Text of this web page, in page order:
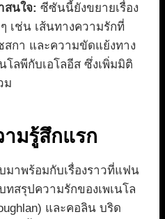
สนใจ: ซีซันนี้ยังขยายเรื่อง
เช่น เส้นทางความรักที่
สกา และความขัดแย้งทาง
โลพีกับเอโลอีส ซึ่งเพิ่มมิติ
ม
มรู้สึกแรก
มาพร้อมกับเรื่องราวที่แฟน
สรุปความรักของเพเนโล
และคอลิน บริด